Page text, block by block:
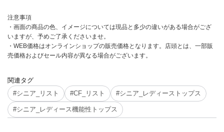
注意事項
・画面の商品の色、イメージについては現品と多少の違いがある場合がござ
いますが、予めご了承くださいませ。
・WEB価格はオンラインショップの販売価格となります。店頭とは、一部販
売価格およびセール内容が異なる場合がございます。
関連タグ
#シニア_リスト
#CF_リスト #シニア_レディーストップス
#シニア_レディース機能性トップス